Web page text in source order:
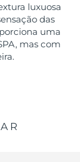
luxuosa
das
uma
mas com